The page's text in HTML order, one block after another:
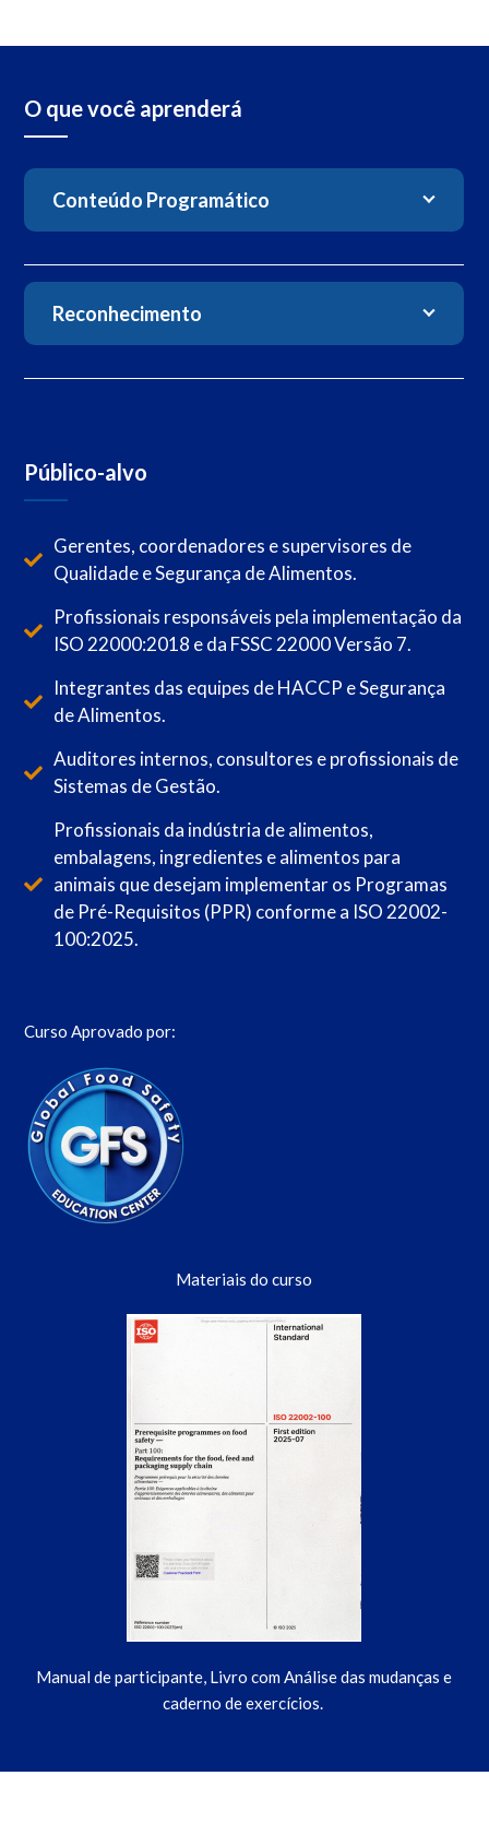
O que você aprenderá
Conteúdo Programático
Reconhecimento
Público-alvo
Gerentes, coordenadores e supervisores de
Qualidade e Segurança de Alimentos.
Profissionais responsáveis pela implementação da
ISO 22000:2018 e da FSSC 22000 Versão 7.
Integrantes das equipes de HACCP e Segurança
de Alimentos.
Auditores internos, consultores e profissionais de
Sistemas de Gestão.
Profissionais da indústria de alimentos,
embalagens, ingredientes e alimentos para
animais que desejam implementar os Programas
de Pré-Requisitos (PPR) conforme a ISO 22002-
100:2025.
Curso Aprovado por:
Materiais do curso
Manual de participante, Livro com Análise das mudanças e
caderno de exercícios.